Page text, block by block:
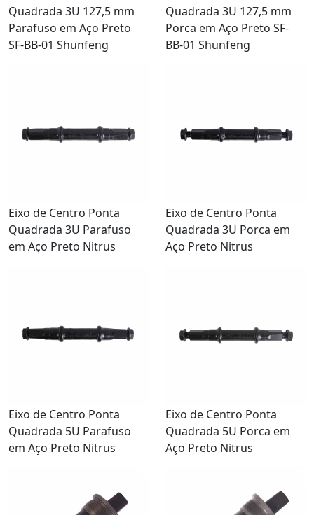
Quadrada 3U 127,5 mm
Parafuso em Aço Preto
SF-BB-01 Shunfeng
Quadrada 3U 127,5 mm
Porca em Aço Preto SF-
BB-01 Shunfeng
Eixo de Centro Ponta
Quadrada 3U Parafuso
em Aço Preto Nitrus
Eixo de Centro Ponta
Quadrada 3U Porca em
Aço Preto Nitrus
Eixo de Centro Ponta
Quadrada 5U Parafuso
em Aço Preto Nitrus
Eixo de Centro Ponta
Quadrada 5U Porca em
Aço Preto Nitrus